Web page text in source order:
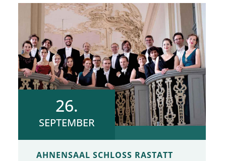
26.
SEPTEMBER
AHNENSAAL SCHLOSS RASTATT